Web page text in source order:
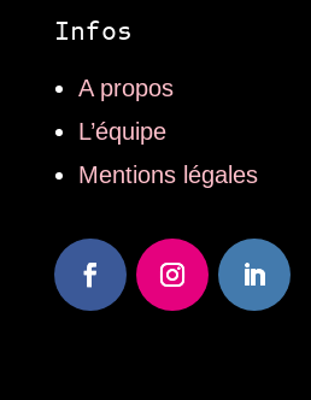
Infos
A propos
L’équipe
Mentions légales